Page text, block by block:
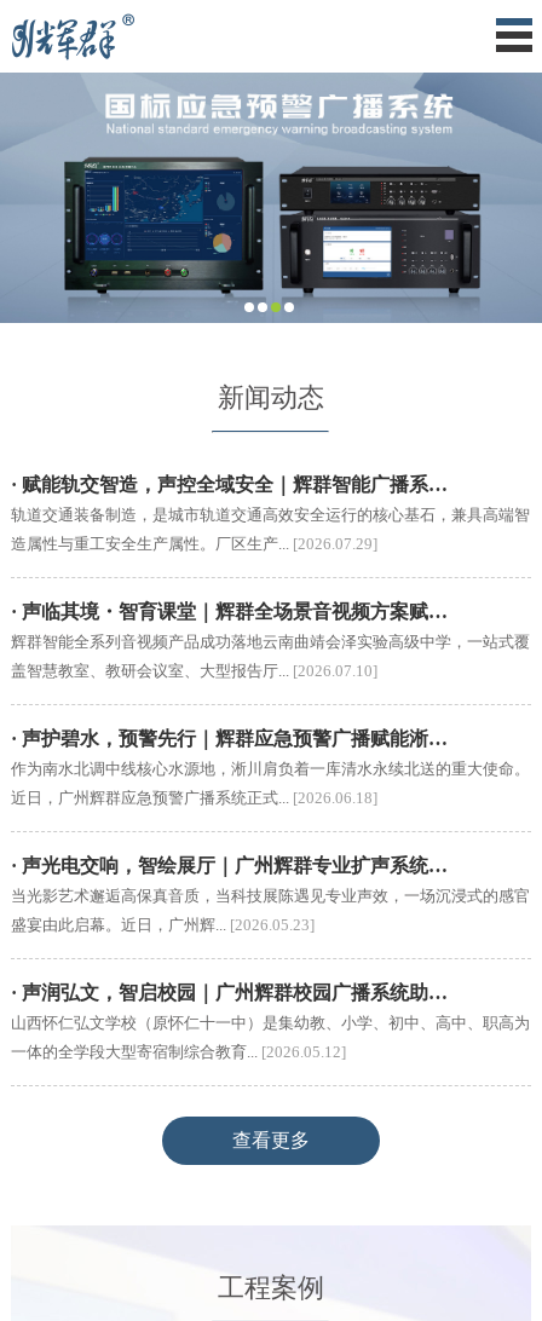
新闻动态
· 赋能轨交智造，声控全域安全｜辉群智能广播系…
轨道交通装备制造，是城市轨道交通高效安全运行的核心基石，兼具高端智
造属性与重工安全生产属性。厂区生产... [2026.07.29]
· 声临其境・智育课堂｜辉群全场景音视频方案赋…
辉群智能全系列音视频产品成功落地云南曲靖会泽实验高级中学，一站式覆
盖智慧教室、教研会议室、大型报告厅... [2026.07.10]
· 声护碧水，预警先行｜辉群应急预警广播赋能淅…
作为南水北调中线核心水源地，淅川肩负着一库清水永续北送的重大使命。
近日，广州辉群应急预警广播系统正式... [2026.06.18]
· 声光电交响，智绘展厅｜广州辉群专业扩声系统…
当光影艺术邂逅高保真音质，当科技展陈遇见专业声效，一场沉浸式的感官
盛宴由此启幕。近日，广州辉... [2026.05.23]
· 声润弘文，智启校园｜广州辉群校园广播系统助…
山西怀仁弘文学校（原怀仁十一中）是集幼教、小学、初中、高中、职高为
一体的全学段大型寄宿制综合教育... [2026.05.12]
查看更多
工程案例